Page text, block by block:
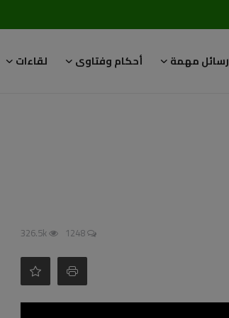
رسائل مهمة أحكام وفتاوى لقاءات
1248
326.5k